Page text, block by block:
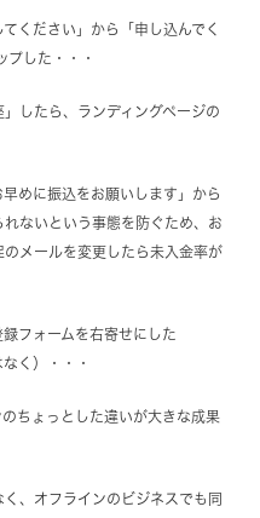
ください」から「申し込んでく
した・・・
したら、ランディングページの
めに振込をお願いします」から
れないという事態を防ぐため、お
メールを変更したら未入金率が
フォームを右寄せにした
く）・・・
ちょっとした違いが大きな成果
、オフラインのビジネスでも同